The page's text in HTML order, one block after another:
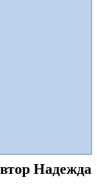
Надежда